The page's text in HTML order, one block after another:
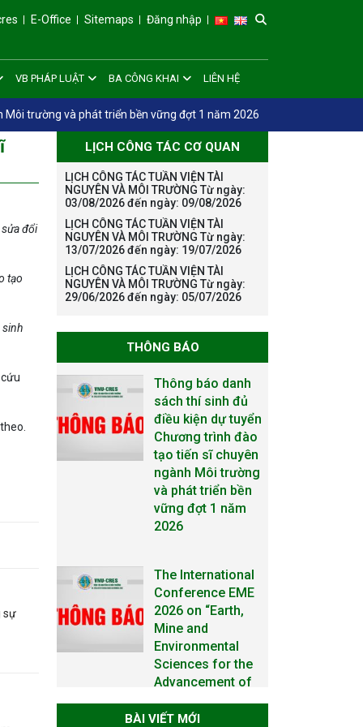
E-Office Sitemaps Đăng nhập
VB PHÁP LUẬT BA CÔNG KHAI LIÊN HỆ
trường và phát triển bền vững đợt 1 năm 2026
đổi
tạo
sinh
sự
LỊCH CÔNG TÁC CƠ QUAN
LỊCH CÔNG TÁC TUẦN VIỆN TÀI
NGUYÊN VÀ MÔI TRƯỜNG Từ ngày:
03/08/2026 đến ngày: 09/08/2026
LỊCH CÔNG TÁC TUẦN VIỆN TÀI
NGUYÊN VÀ MÔI TRƯỜNG Từ ngày:
13/07/2026 đến ngày: 19/07/2026
LỊCH CÔNG TÁC TUẦN VIỆN TÀI
NGUYÊN VÀ MÔI TRƯỜNG Từ ngày:
29/06/2026 đến ngày: 05/07/2026
THÔNG BÁO
Thông báo danh
điều kiện dự tuyển
Chương trình đào
tạo tiến sĩ chuyên
ngành Môi trường
và phát triển bền
vững đợt 1 năm
2026
2026 on “Earth,
Mine and
Environmental
Sciences for the
Advancement of
Strategic
Technologies and
Infrastructure
BÀI VIẾT MỚI